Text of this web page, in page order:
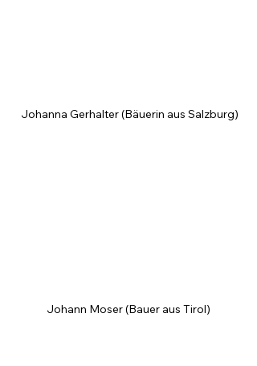
Johanna Gerhalter (Bäuerin aus Salzburg)
Johann Moser (Bauer aus Tirol)